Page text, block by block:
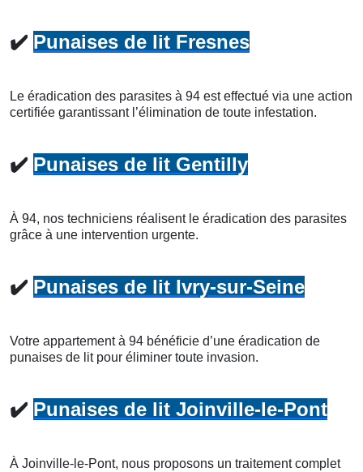
✔️ Punaises de lit Fresnes
Le éradication des parasites à 94 est effectué via une action
certifiée garantissant l’élimination de toute infestation.
✔️ Punaises de lit Gentilly
À 94, nos techniciens réalisent le éradication des parasites
grâce à une intervention urgente.
✔️ Punaises de lit Ivry-sur-Seine
Votre appartement à 94 bénéficie d’une éradication de
punaises de lit pour éliminer toute invasion.
✔️ Punaises de lit Joinville-le-Pont
À Joinville-le-Pont, nous proposons un traitement complet